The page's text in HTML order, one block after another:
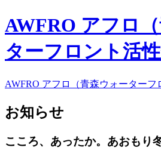
AWFRO アフロ
ターフロント活性
AWFRO アフロ（青森ウォーターフ
お知らせ
こころ、あったか。あおもり